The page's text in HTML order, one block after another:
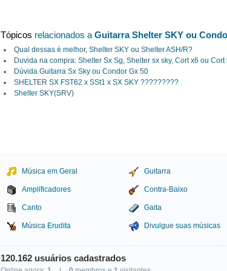
Tópicos relacionados a Guitarra Shelter SKY ou
Qual dessas é melhor, Shelter SKY ou Shelter ASH/R?
Duvida na compra: Shelter Sx Sg, Shelter sx sky, Cort x6 ou Cort
Dúvida.Guitarra Sx Sky ou Condor Gx 50
SHELTER SX FST62 x SSt1 x SX SKY ?????????
Shelter SKY(SRV)
Música em Geral Guitarra
Amplificadores Contra-Baixo
Canto Gaita
Música Erudita Divulgue suas músicas
120.162 usuários cadastrados